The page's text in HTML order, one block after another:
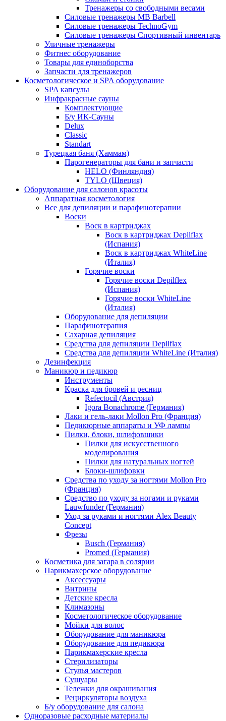
Тренажеры со свободными весами
Силовые тренажеры MB Barbell
Силовые тренажеры TechnoGym
Силовые тренажеры Спортивный инвентарь
Уличные тренажеры
Фитнес оборудование
Товары для единоборства
Запчасти для тренажеров
Косметологическое и SPA оборудование
SPA капсулы
Инфракрасные сауны
Комплектующие
Б/у ИК-Сауны
Delux
Classic
Standart
Турецкая баня (Хаммам)
Парогенераторы для бани и запчасти
HELO (Финляндия)
TYLO (Швеция)
Оборудование для салонов красоты
Аппаратная косметология
Все для депиляции и парафинотерапии
Воски
Воск в картриджах
Воск в картриджах Depilflax
(Испания)
Воск в картриджах WhiteLine
(Италия)
Горячие воски
Горячие воски Depilflex
(Испания)
Горячие воски WhiteLine
(Италия)
Оборудование для депиляции
Парафинотерапия
Сахарная депиляция
Средства для депиляции Depilflax
Средства для депиляции WhiteLine (Италия)
Дезинфекция
Маникюр и педикюр
Инструменты
Краска для бровей и ресниц
Refectocil (Австрия)
Igora Bonachrome (Германия)
Лаки и гель-лаки Mollon Pro (Франция)
Педикюрные аппараты и УФ лампы
Пилки, блоки, шлифовщики
Пилки для искусственного
моделирования
Пилки для натуральных ногтей
Блоки-шлифовки
Средства по уходу за ногтями Mollon Pro
(Франция)
Средство по уходу за ногами и руками
Lauwfunder (Германия)
Уход за руками и ногтями Alex Beauty
Concept
Фрезы
Busch (Германия)
Promed (Германия)
Косметика для загара в солярии
Парикмахерское оборудование
Аксессуары
Витрины
Детские кресла
Климазоны
Косметологическое оборудование
Мойки для волос
Оборудование для маникюра
Оборудование для педикюра
Парикмахерские кресла
Стерилизаторы
Стулья мастеров
Сушуары
Тележки для окрашивания
Рециркуляторы воздуха
Б/у оборудование для салона
Одноразовые расходные материалы